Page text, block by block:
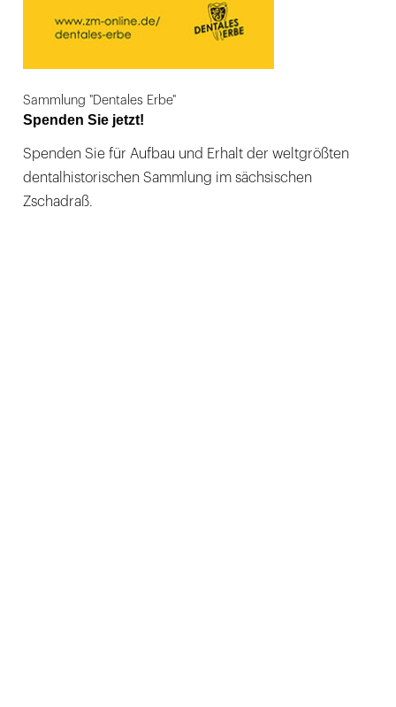
Sammlung "Dentales Erbe"
Spenden Sie jetzt!
Spenden Sie für Aufbau und Erhalt der weltgrößten
dentalhistorischen Sammlung im sächsischen
Zschadraß.